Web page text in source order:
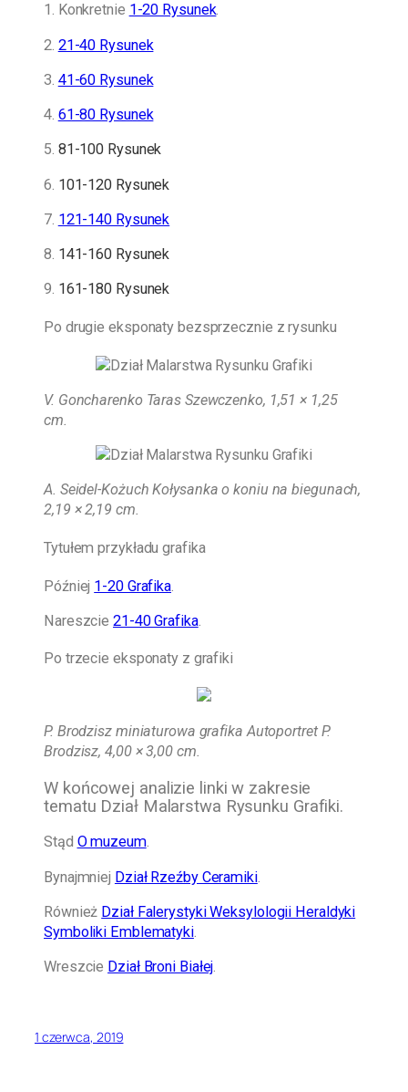
1. Konkretnie 1-20 Rysunek.
2. 21-40 Rysunek
3. 41-60 Rysunek
4. 61-80 Rysunek
5. 81-100 Rysunek
6. 101-120 Rysunek
7. 121-140 Rysunek
8. 141-160 Rysunek
9. 161-180 Rysunek
Po drugie eksponaty bezsprzecznie z rysunku
V. Goncharenko Taras Szewczenko, 1,51 × 1,25
cm.
A. Seidel-Kożuch Kołysanka o koniu na biegunach,
2,19 × 2,19 cm.
Tytułem przykładu grafika
Później 1-20 Grafika
Nareszcie21-40 Grafika.
Po trzecie eksponaty z grafiki
P. Brodzisz miniaturowa grafika Autoportret P.
Brodzisz, 4,00 × 3,00 cm.
W końcowej analizie linki w zakresie
tematu Dział Malarstwa Rysunku Grafiki.
Stąd O muzeum.
Bynajmniej Dział Rzeźby Ceramiki.
Również Dział Falerystyki Weksylologii Heraldyki
Symboliki Emblematyki.
Wreszcie Dział Broni Białej.
1 czerwca, 2019